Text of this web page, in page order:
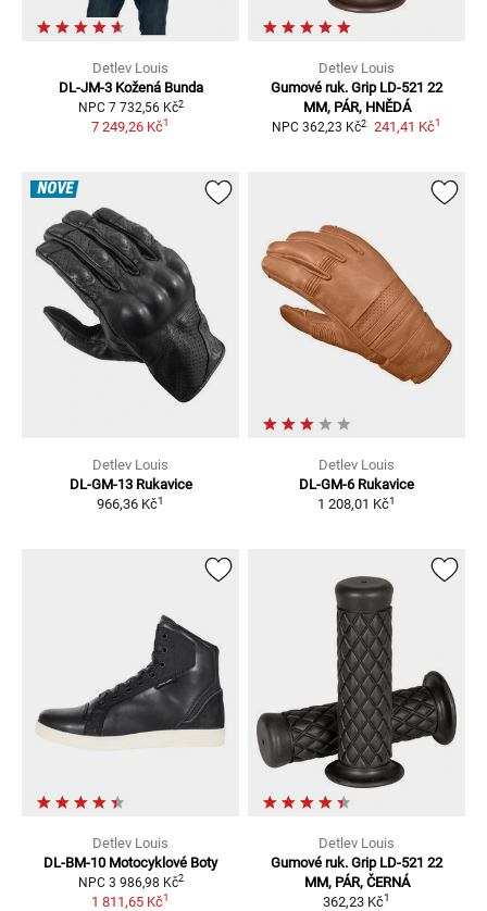
Detlev Louis
DL-JM-3 Kožená Bunda
NPC 7 732,56 Kč2
7 249,26 Kč1
Detlev Louis
Gumové ruk. Grip LD-521 22
MM, PÁR, HNĚDÁ
NPC 362,23 Kč2 241,41 Kč1
NOVÉ
Detlev Louis
DL-GM-13 Rukavice
966,36 Kč1
Detlev Louis
DL-GM-6 Rukavice
1 208,01 Kč1
Detlev Louis
DL-BM-10 Motocyklové Boty
NPC 3 986,98 Kč2
1 811,65 Kč1
Detlev Louis
Gumové ruk. Grip LD-521 22
MM, PÁR, ČERNÁ
362,23 Kč1